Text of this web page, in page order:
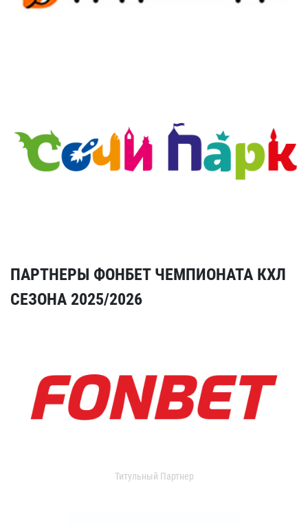
ПАРТНЕРЫ ФОНБЕТ ЧЕМПИОНАТА КХЛ
СЕЗОНА 2025/2026
Титульный Партнер